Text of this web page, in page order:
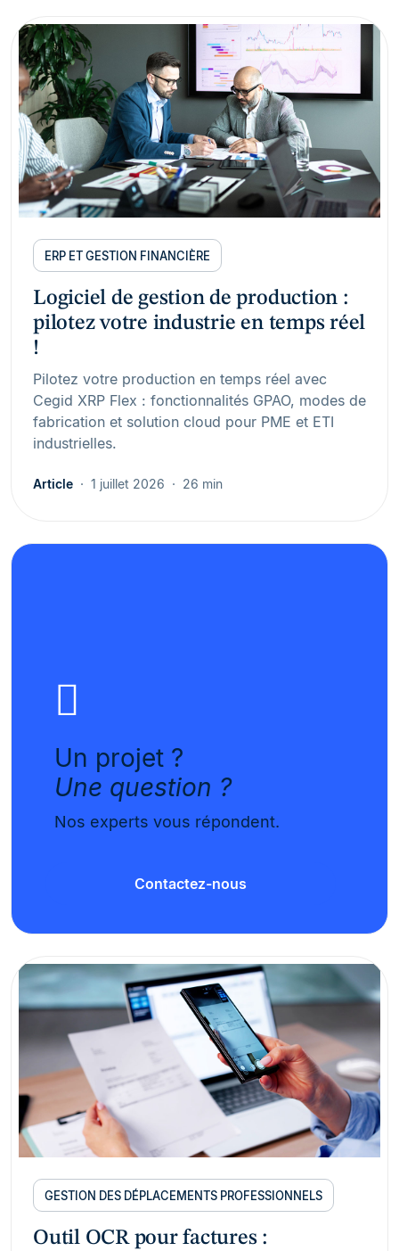
ERP ET GESTION FINANCIÈRE
Logiciel de gestion de production :
pilotez votre industrie en temps réel
!
Pilotez votre production en temps réel avec
Cegid XRP Flex : fonctionnalités GPAO, modes de
fabrication et solution cloud pour PME et ETI
industrielles.
Article 1 juillet 2026 26 min
Un projet ?
Une question ?
Nos experts vous répondent.
Contactez-nous
GESTION DES DÉPLACEMENTS PROFESSIONNELS
Outil OCR pour factures :